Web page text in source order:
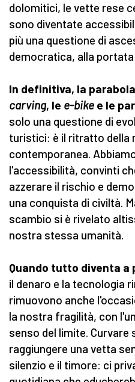
dolomitici, le vette rese
sono diventate
più una questione di
democratica, alla
In definitiva, la
carving, le e-bike e le
solo una questione di
turistici: è il ritratto della
contemporanea.
l'accessibilità, convinti
azzerare il rischio e
una conquista di civiltà.
scambio si è rivelato
nostra stessa umanità.
Quando tutto diventa a
il denaro e la tecnologia
rimuovono anche
la nostra fragilità, con
senso del limite. Curvare
raggiungere una vetta
silenzio e il timore: ci